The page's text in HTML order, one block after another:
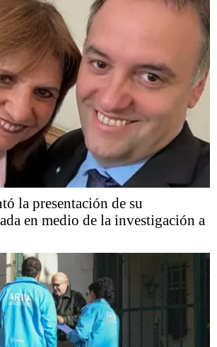
la presentación de su
en medio de la investigación a